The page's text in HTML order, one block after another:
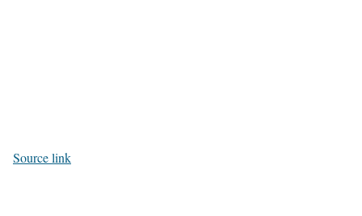
Source link